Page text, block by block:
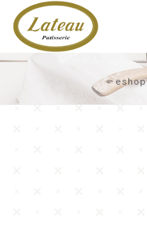
eshop